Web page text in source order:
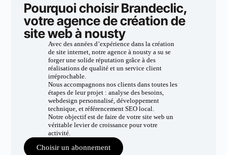
Pourquoi choisir Brandeclic,
votre agence de création de
site web à nousty
Avec des années d’expérience dans la création
de site internet, notre agence à nousty a su se
forger une solide réputation grâce à des
réalisations de qualité et un service client
irréprochable.
Nous accompagnons nos clients dans toutes les
étapes de leur projet : analyse des besoins,
webdesign personnalisé, développement
technique, et référencement SEO local.
Notre objectif est de faire de votre site web un
véritable levier de croissance pour votre
activité.
Choisir un abonnement